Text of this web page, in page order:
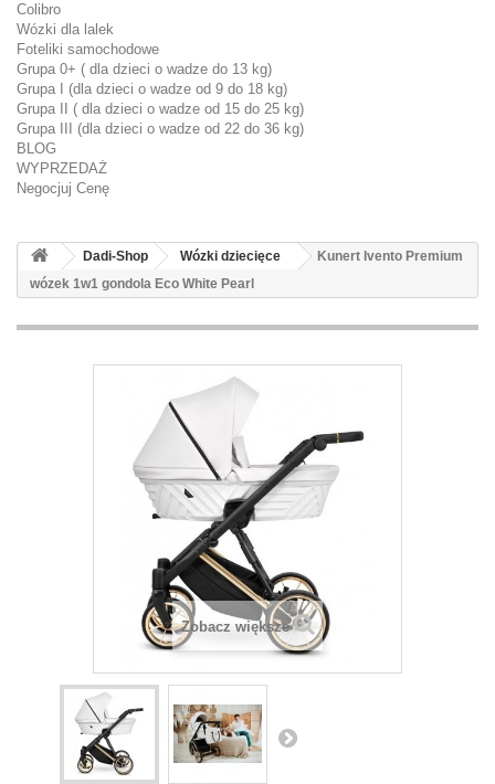
Colibro
Wózki dla lalek
Foteliki samochodowe
Grupa 0+ ( dla dzieci o wadze do 13 kg)
Grupa I (dla dzieci o wadze od 9 do 18 kg)
Grupa II ( dla dzieci o wadze od 15 do 25 kg)
Grupa III (dla dzieci o wadze od 22 do 36 kg)
BLOG
WYPRZEDAŻ
Negocjuj Cenę
Dadi-Shop Wózki dziecięce
Kunert Ivento Premium
wózek 1w1 gondola Eco White Pearl
Zobacz większe